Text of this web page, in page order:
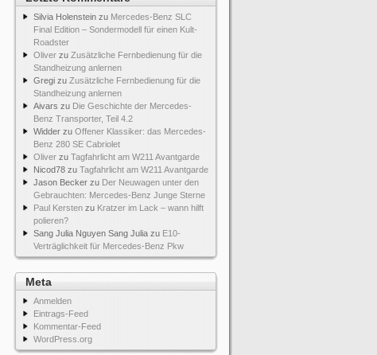
Silvia Holenstein zu Mercedes-Benz SLC
Final Edition – Sondermodell für einen Kult-
Roadster
Oliver zu Zusätzliche Fernbedienung für die
Standheizung anlernen
Gregi zu Zusätzliche Fernbedienung für die
Standheizung anlernen
Aivars zu Die Geschichte der Mercedes-
Benz Transporter, Teil 4.2
Widder zu Offener Klassiker: das Mercedes-
Benz 280 SE Cabriolet
Oliver zu Tagfahrlicht am W211 Avantgarde
Nicod78 zu Tagfahrlicht am W211 Avantgarde
Jason Becker zu Der Neuwagen unter den
Gebrauchten: Mercedes-Benz Junge Sterne
Paul Kersten zu Kratzer im Lack – wann hilft
polieren?
Sang Julia Nguyen Sang Julia zu E10-
Verträglichkeit für Mercedes-Benz Pkw
Meta
Anmelden
Eintrags-Feed
Kommentar-Feed
WordPress.org